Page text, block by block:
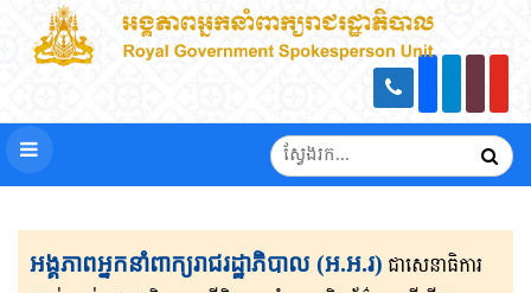
អង្គភាពអ្នកនាំពាក្យរាជរដ្ឋាភិបាល (អ.អ.រ) ជាសេនា​ធិ​កា​រ​​